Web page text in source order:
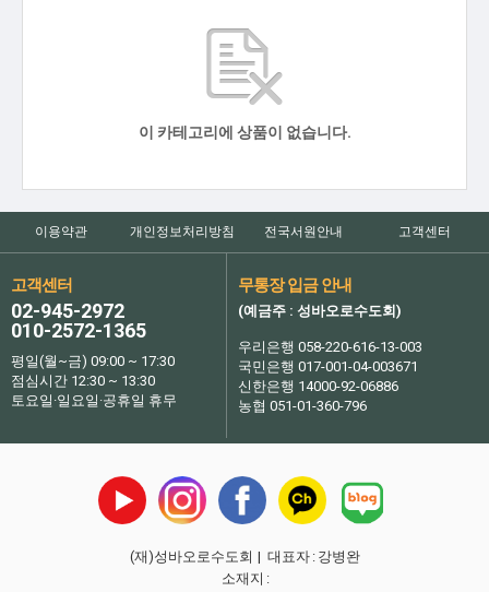
이 카테고리에 상품이 없습니다.
이용약관 개인정보처리방침 전국서원안내 고객센터
고객센터
02-945-2972
010-2572-1365
평일(월~금) 09:00 ~ 17:30
점심시간 12:30 ~ 13:30
토요일·일요일·공휴일 휴무
무통장 입금 안내
(예금주 : 성바오로수도회)
우리은행 058-220-616-13-003
국민은행 017-001-04-003671
신한은행 14000-92-06886
농협 051-01-360-796
(재)성바오로수도회 | 대표자 : 강병완
소재지 :